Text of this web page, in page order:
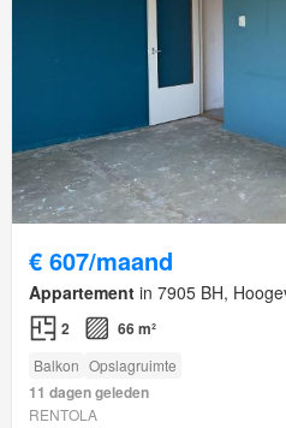
€ 607/maand
Appartement in 7905 BH,
2 66 m²
Balkon Opslagruimte
11 dagen geleden
RENTOLA